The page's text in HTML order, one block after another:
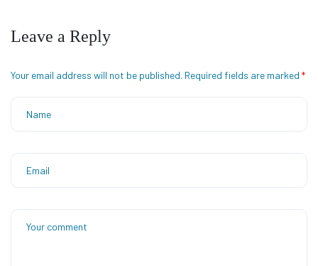
Leave a Reply
Your email address will not be published. Required fields are marked *